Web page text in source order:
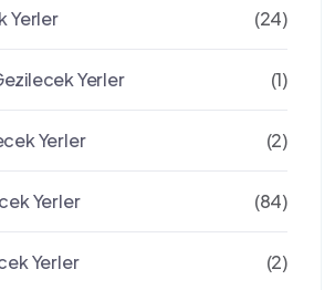
Yerler (24)
Yerler (1)
Yerler (2)
Yerler (84)
Yerler (2)